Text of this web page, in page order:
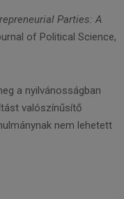
Parties: A
of Political Science,
a nyilvánosságban
valószínűsítő
nem lehetett